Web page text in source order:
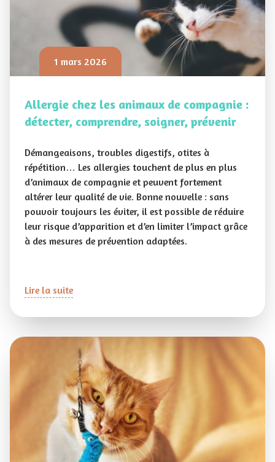
1 mars 2026
Allergie chez les animaux de compagnie :
détecter, comprendre, soigner, prévenir
Démangeaisons, troubles digestifs, otites à
répétition… Les allergies touchent de plus en plus
d’animaux de compagnie et peuvent fortement
altérer leur qualité de vie. Bonne nouvelle : sans
pouvoir toujours les éviter, il est possible de réduire
leur risque d’apparition et d’en limiter l’impact grâce
à des mesures de prévention adaptées.
Lire la suite